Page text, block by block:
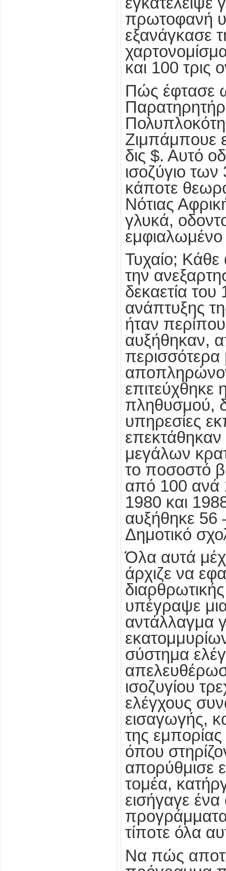
πρωτοφανή
εξανάγκασε
και 100 τρις
Πώς έφτασε
Ζιμπάμπουε
δις $. Αυτό
ισοζύγιο
κάποτε
Νότιας
γλυκά,
Τυχαίο;
την
δεκαετία
ανάπτυξης
ήταν
αυξήθηκαν,
περισσότερα
επιτεύχθηκε
πληθυσμού,
υπηρεσίες
μεγάλων
το ποσοστό
από 100 ανά
1980 και
αυξήθηκε 56
Δημοτικό
Όλα αυτά
άρχιζε να
υπέγραψε
αντάλλαγμα
σύστημα
ισοζυγίου
ελέγχους
εισαγωγής,
της
όπου
απορύθμισε
τομέα,
εισήγαγε
προγράμματα
τίποτε όλα
Να πώς